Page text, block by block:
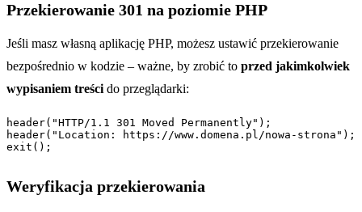
Przekierowanie 301 na poziomie PHP
Jeśli masz własną aplikację PHP, możesz ustawić przekierowanie
bezpośrednio w kodzie – ważne, by zrobić to przed jakimkolwiek
wypisaniem treści do przeglądarki:
header("HTTP/1.1 301 Moved Permanently");
header("Location: https://www.domena.pl/nowa-strona");
exit();
Weryfikacja przekierowania